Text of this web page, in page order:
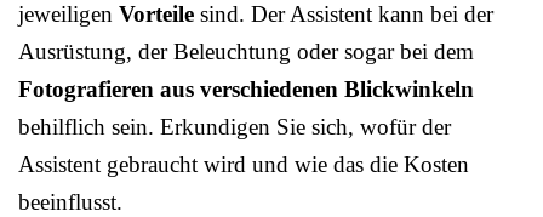
jeweiligen Vorteile sind. Der Assistent kann bei der
Ausrüstung, der Beleuchtung oder sogar bei dem
Fotografieren aus verschiedenen Blickwinkeln
behilflich sein. Erkundigen Sie sich, wofür der
Assistent gebraucht wird und wie das die Kosten
beeinflusst.